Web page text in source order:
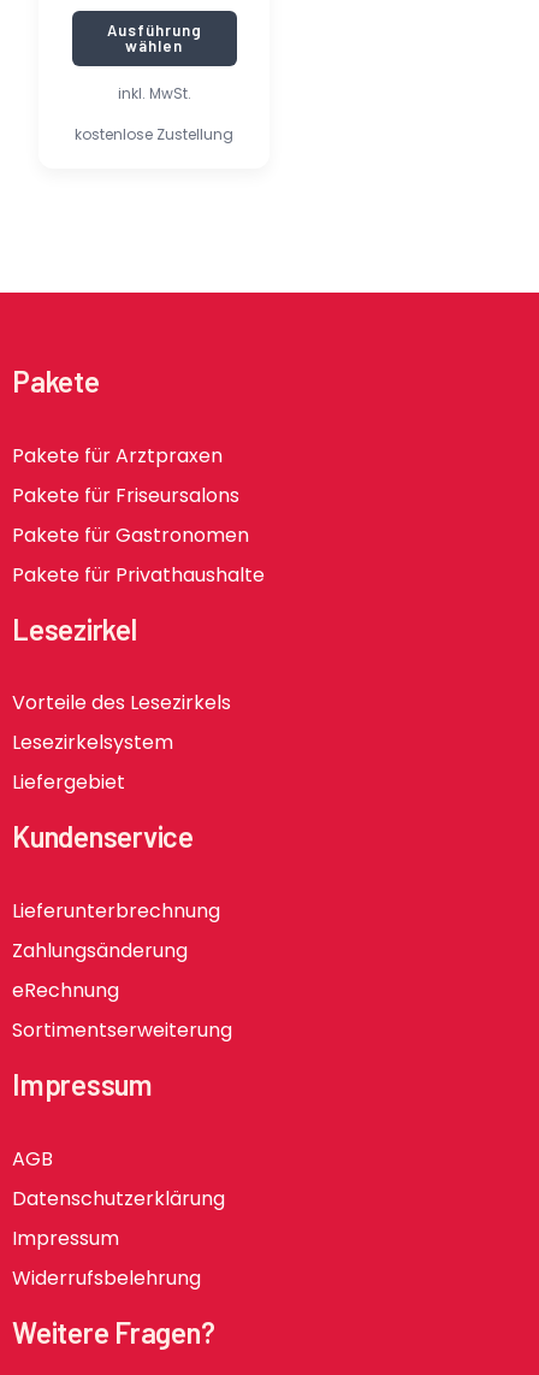
inkl. MwSt.
kostenlose Zustellung
Ausführung
wählen
Pakete
Pakete für Arztpraxen
Pakete für Friseursalons
Pakete für Gastronomen
Pakete für Privathaushalte
Lesezirkel
Vorteile des Lesezirkels
Lesezirkelsystem
Liefergebiet
Kundenservice
Lieferunterbrechnung
Zahlungsänderung
eRechnung
Sortimentserweiterung
Impressum
AGB
Datenschutzerklärung
Impressum
Widerrufsbelehrung
Weitere Fragen?